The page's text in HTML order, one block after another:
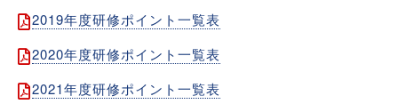
2019年度研修ポイント一覧表
2020年度研修ポイント一覧表
2021年度研修ポイント一覧表